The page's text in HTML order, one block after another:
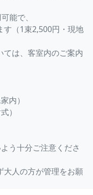
能で、
す（1束2,500円・現地
は、客室内のご案内
内）
）
う十分ご注意くださ
人の方が管理をお願